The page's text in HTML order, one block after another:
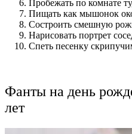
Пробежать по комнате
Пищать как мышонок
Состроить смешную
Нарисовать портрет
Спеть песенку
Фанты на день
лет